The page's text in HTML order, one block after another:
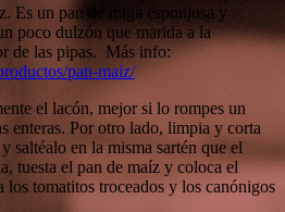
Es un pan de miga esponjosa y
poco dulzón que marida a la
de las pipas. Más info:
pan-maiz/
el lacón, mejor si lo rompes un
enteras. Por otro lado, limpia y corta
saltéalo en la misma sartén que el
tuesta el pan de maíz y coloca el
tomatitos troceados y los canónigos